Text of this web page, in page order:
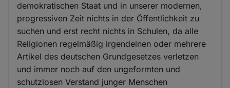
demokratischen Staat und in unserer modernen,
progressiven Zeit nichts in der Öffentlichkeit zu
suchen und erst recht nichts in Schulen, da alle
Religionen regelmäßig irgendeinen oder mehrere
Artikel des deutschen Grundgesetzes verletzen
und immer noch auf den ungeformten und
schutzlosen Verstand junger Menschen